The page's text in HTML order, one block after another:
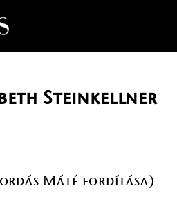
Steinkellner
Máté fordítása)